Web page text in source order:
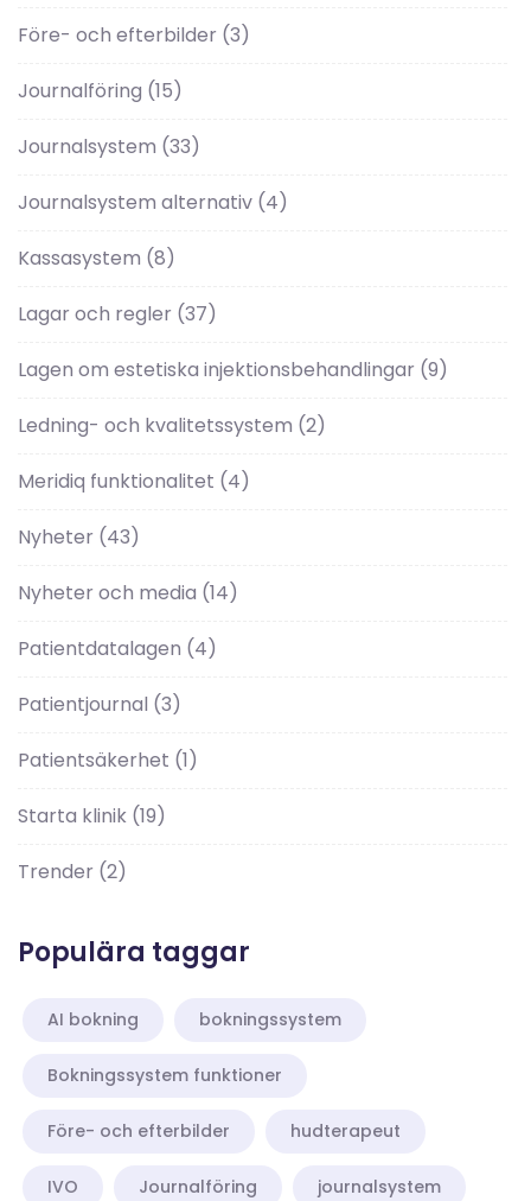
Före- och efterbilder (3)
Journalföring (15)
Journalsystem (33)
Journalsystem alternativ (4)
Kassasystem (8)
Lagar och regler (37)
Lagen om estetiska injektionsbehandlingar (9)
Ledning- och kvalitetssystem (2)
Meridiq funktionalitet (4)
Nyheter (43)
Nyheter och media (14)
Patientdatalagen (4)
Patientjournal (3)
Patientsäkerhet (1)
Starta klinik (19)
Trender (2)
Populära taggar
AI bokning bokningssystem
Bokningssystem funktioner
Före- och efterbilder hudterapeut
IVO Journalföring journalsystem